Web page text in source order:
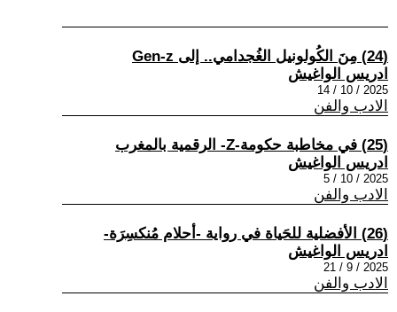
(24) مِنَ الكُولونيل الغُجدامي.. إلى Gen-z
ادريس الواغيش
2025 / 10 / 14
الادب والفن
(25) في مخاطبة حكومة-Z- الرقمية بالمغرب
ادريس الواغيش
2025 / 10 / 5
الادب والفن
(26) الأفضلية للحَياة في رواية -أحلام مُنكسِرَة-
ادريس الواغيش
2025 / 9 / 21
الادب والفن